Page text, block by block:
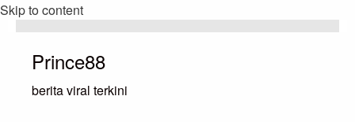
Skip to content
Prince88
berita viral terkini